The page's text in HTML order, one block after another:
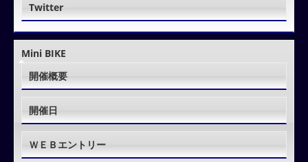
Twitter
Mini BIKE
開催概要
開催日
ＷＥＢエントリー